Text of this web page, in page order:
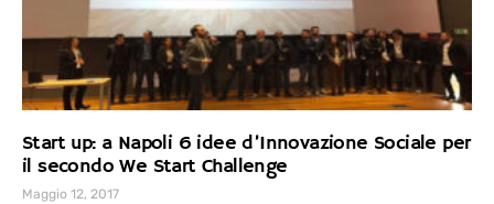
Start up: a Napoli 6 idee d’Innovazione Sociale per
il secondo We Start Challenge
Maggio 12, 2017